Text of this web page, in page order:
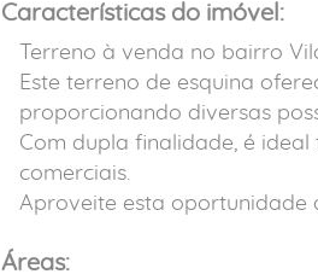
Características do imóvel:
Terreno à venda no bairro
Este terreno de esquina
proporcionando diversas
Com dupla finalidade, é
comerciais.
Aproveite esta oportunidade
Áreas: